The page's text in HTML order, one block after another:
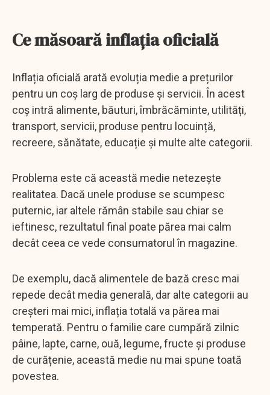
Ce măsoară inflația oficială
Inflația oficială arată evoluția medie a prețurilor
pentru un coș larg de produse și servicii. În acest
coș intră alimente, băuturi, îmbrăcăminte, utilități,
transport, servicii, produse pentru locuință,
recreere, sănătate, educație și multe alte categorii.
Problema este că această medie netezește
realitatea. Dacă unele produse se scumpesc
puternic, iar altele rămân stabile sau chiar se
ieftinesc, rezultatul final poate părea mai calm
decât ceea ce vede consumatorul în magazine.
De exemplu, dacă alimentele de bază cresc mai
repede decât media generală, dar alte categorii au
creșteri mai mici, inflația totală va părea mai
temperată. Pentru o familie care cumpără zilnic
pâine, lapte, carne, ouă, legume, fructe și produse
de curățenie, această medie nu mai spune toată
povestea.